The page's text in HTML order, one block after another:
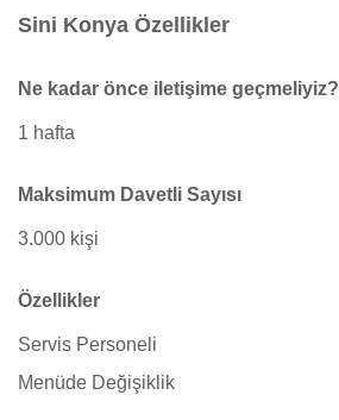
Sini Konya Özellikler
Ne kadar önce iletişime geçmeliyiz?
1 hafta
Maksimum Davetli Sayısı
3.000 kişi
Özellikler
Servis Personeli
Menüde Değişiklik